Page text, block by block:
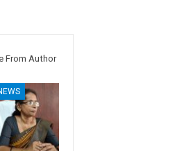
From Author